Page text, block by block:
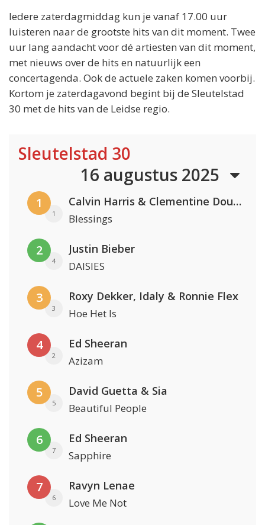
Iedere zaterdagmiddag kun je vanaf 17.00 uur
luisteren naar de grootste hits van dit moment. Twee
uur lang aandacht voor dé artiesten van dit moment,
met nieuws over de hits en natuurlijk een
concertagenda. Ook de actuele zaken komen voorbij.
Kortom je zaterdagavond begint bij de Sleutelstad
30 met de hits van de Leidse regio.
Sleutelstad 30
16 augustus 2025
1
1
Calvin Harris & Clementine Douglas
Blessings
2
4
Justin Bieber
DAISIES
3
3
Roxy Dekker, Idaly & Ronnie Flex
Hoe Het Is
4
2
Ed Sheeran
Azizam
5
5
David Guetta & Sia
Beautiful People
6
7
Ed Sheeran
Sapphire
7
6
Ravyn Lenae
Love Me Not